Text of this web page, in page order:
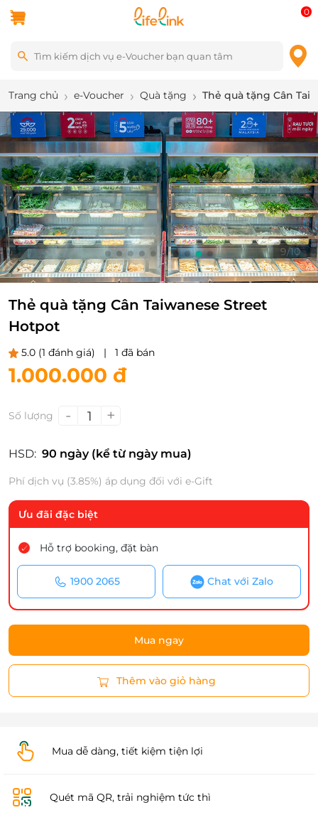
0
Trang chủ e-Voucher Quà tặng Thẻ quà tặng Cân
9/10
Thẻ quà tặng Cân Taiwanese Street
Hotpot
5.0 (1 đánh giá) | 1 đã bán
1.000.000 đ
Số lượng - 1 +
HSD: 90 ngày (kể từ ngày mua)
Phí dịch vụ (3.85%) áp dụng đối với e-Gift
Ưu đãi đặc biệt
Hỗ trợ booking, đặt bàn
1900 2065 Chat với Zalo
Mua ngay
Thêm vào giỏ hàng
Mua dễ dàng, tiết kiệm tiện lợi
Quét mã QR, trải nghiệm tức thì